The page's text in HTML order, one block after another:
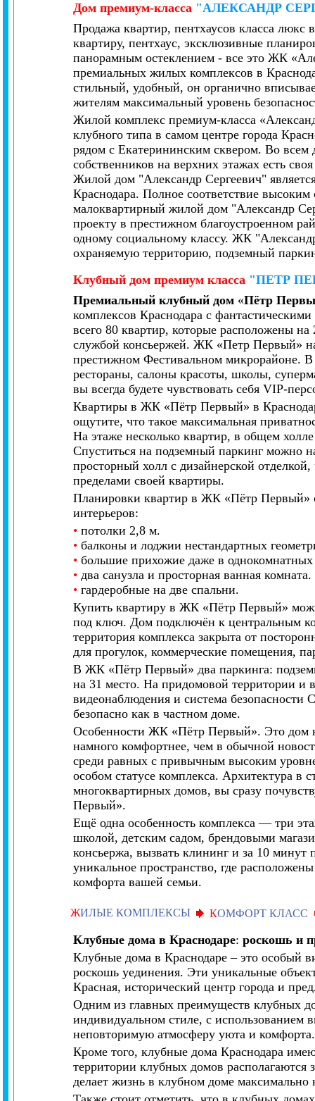
Дом премиум-класса "АЛЕКСАНДР
Продажа квартир, пентхаусов класса
квартиру, пентхаус, эксклюзивные
панорамным остеклением - все это ЖК
премиальных жилых комплексов в
стильный, удобный, он органично
жителям максимальный уровень
Жилой комплекс премиум-класса
клубного типа в самом центре города
рядом с Екатерининским сквером. Во всем
собственников на верхних этажах есть
Жилой дом "Александр Сергеевич"
Краснодара. Полное соответствие
малоквартирный жилой дом "Александр
проекту в престижном благоустроенном
одному социальному классу. ЖК
охраняемую территорию, подземный
Клубный дом премиум класса "ПЕТР
Премиальный клубный дом «Пётр
комплексов Краснодара с
всего 80 квартир, которые расположены
службой консьержей. ЖК «Петр Первый»
престижном Фестивальном микрорайоне.
рестораны, салоны красоты, школы,
вы всегда будете чувствовать себя VIP-
Квартиры в ЖК «Пётр Первый» в
ощутите, что такое максимальная
На этаже несколько квартир, в общем
Спуститься на подземный паркинг можно
просторный холл с дизайнерской
пределами своей квартиры.
Планировки квартир в ЖК «Пётр Первый»
интерьеров:
• потолки 2,8 м.
• балконы и лоджии нестандартных
• большие прихожие даже в однокомнатных
• два санузла и просторная ванная комната.
• гардеробные на две спальни.
Купить квартиру в ЖК «Пётр Первый»
под ключ. Дом подключён к центральным
территория комплекса закрыта от
для прогулок, коммерческие помещения,
В ЖК «Пётр Первый» два паркинга:
на 31 место. На придомовой территории и
видеонаблюдения и система
безопасно как в частном доме.
Особенности ЖК «Пётр Первый». Это дом
намного комфортнее, чем в обычной
среди равных с привычным высоким
особом статусе комплекса. Архитектура в
многоквартирных домов, вы сразу
Первый».
Ещё одна особенность комплекса — три
школой, детским садом, брендовыми
консьержа, вызвать клининг и за 10 минут
уникальное пространство, где
комфорта вашей семьи.
ЖИЛЫЕ КОМПЛЕКСЫ КОМФОРТ КЛАСС
Клубные дома в Краснодаре: роскошь и
Клубные дома в Краснодаре – это особый
роскошь уединения. Эти уникальные
Красная, исторический центр города и
Одним из главных преимуществ клубных
индивидуальном стиле, с использованием
неповторимую атмосферу уюта и комфорта.
Кроме того, клубные дома Краснодара
территории клубных домов
делает жизнь в клубном доме